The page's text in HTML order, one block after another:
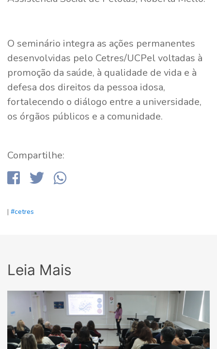
O seminário integra as ações permanentes
desenvolvidas pelo Cetres/UCPel voltadas à
promoção da saúde, à qualidade de vida e à
defesa dos direitos da pessoa idosa,
fortalecendo o diálogo entre a universidade,
os órgãos públicos e a comunidade.
Compartilhe:
| #cetres
Leia Mais